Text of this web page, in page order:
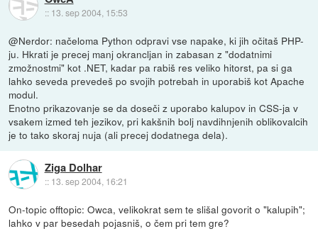
:: 13. sep 2004, 15:53
@Nerdor: načeloma Python odpravi vse napake, ki jih očitaš PHP-
ju. Hkrati je precej manj okrancljan in zabasan z "dodatnimi
zmožnostmi" kot .NET, kadar pa rabiš res veliko hitorst, pa si ga
lahko seveda prevedeš po svojih potrebah in uporabiš kot Apache
modul.
Enotno prikazovanje se da doseči z uporabo kalupov in CSS-ja v
vsakem izmed teh jezikov, pri kakšnih bolj navdihnjenih oblikovalcih
je to tako skoraj nuja (ali precej dodatnega dela).
Ziga Dolhar
:: 13. sep 2004, 16:21
On-topic offtopic: Owca, velikokrat sem te slišal govorit o "kalupih";
lahko v par besedah pojasniš, o čem pri tem gre?